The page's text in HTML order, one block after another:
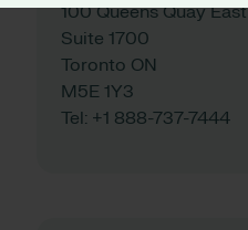
100 Queens Quay East
Suite 1700
Toronto ON
M5E 1Y3
Tel: +1 888-737-7444